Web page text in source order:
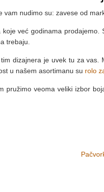
vam nudimo su: zavese od
već godinama
trebaju.
dizajnera je uvek tu za
u našem asortimanu su rolo
pružimo veoma veliki izbor